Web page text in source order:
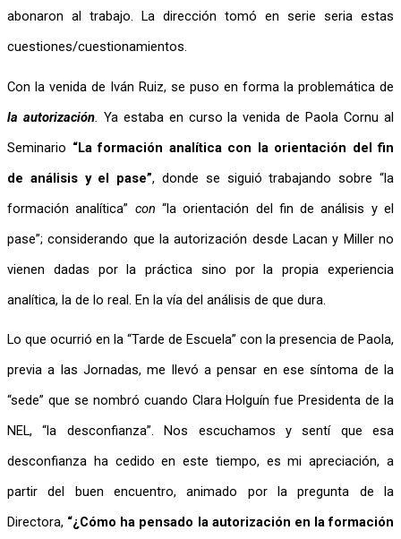
abonaron al trabajo. La dirección tomó en serie seria estas
cuestiones/cuestionamientos.
la autorización. Ya estaba en curso la venida de Paola Cornu al
Seminario “La formación analítica con la orientación del fin
de análisis y el pase”, donde se siguió trabajando sobre “la
formación analítica” con “la orientación del fin de análisis y el
pase”; considerando que la autorización desde Lacan y Miller no
vienen dadas por la práctica sino por la propia experiencia
analítica, la de lo real. En la vía del análisis de que dura.
Lo que ocurrió en la “Tarde de Escuela” con la presencia de Paola,
previa a las Jornadas, me llevó a pensar en ese síntoma de la
“sede” que se nombró cuando Clara Holguín fue Presidenta de la
NEL, “la desconfianza”. Nos escuchamos y sentí que esa
desconfianza ha cedido en este tiempo, es mi apreciación, a
partir del buen encuentro, animado por la pregunta de la
Directora, “¿Cómo ha pensado la autorización en la formación